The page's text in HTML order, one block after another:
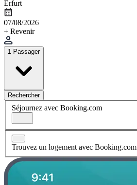
Erfurt
07/08/2026
+ Revenir
1 Passager
Rechercher
Séjournez avec Booking.com
Trouvez un logement avec Booking.com